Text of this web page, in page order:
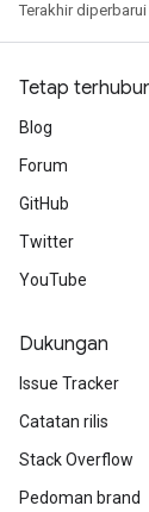
Terakhir
Tetap
Blog
Forum
GitHub
Twitter
YouTube
Dukungan
Issue Tracker
Catatan rilis
Stack Overflow
Pedoman brand